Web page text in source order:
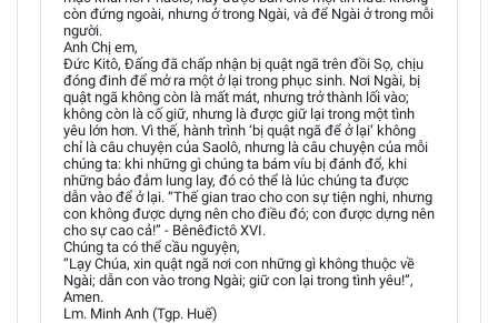
còn đứng ngoài, nhưng ở trong Ngài, và để Ngài ở trong mỗi
người.
Anh Chị em,
Đức Kitô, Đấng đã chấp nhận bị quật ngã trên đồi Sọ, chịu
đóng đinh để mở ra một ở lại trong phục sinh. Nơi Ngài, bị
quật ngã không còn là mất mát, nhưng trở thành lối vào;
không còn là cố giữ, nhưng là được giữ lại trong một tình
yêu lớn hơn. Vì thế, hành trình ‘bị quật ngã để ở lại’ không
chỉ là câu chuyện của Saolô, nhưng là câu chuyện của mỗi
chúng ta: khi những gì chúng ta bám víu bị đánh đổ, khi
những bảo đảm lung lay, đó có thể là lúc chúng ta được
dẫn vào để ở lại. “Thế gian trao cho con sự tiện nghi, nhưng
con không được dựng nên cho điều đó; con được dựng nên
cho sự cao cả!” - Bênêđictô XVI.
Chúng ta có thể cầu nguyện,
“Lạy Chúa, xin quật ngã nơi con những gì không thuộc về
Ngài; dẫn con vào trong Ngài; giữ con lại trong tình yêu!”,
Amen.
Lm. Minh Anh (Tgp. Huế)